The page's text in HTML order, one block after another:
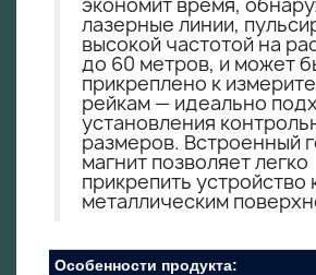
лазерные линии,
высокой частотой на
до 60 метров, и может
прикреплено к
рейкам — идеально
установления
размеров. Встроенный
магнит позволяет легко
прикрепить устройство
металлическим
Особенности продукта: